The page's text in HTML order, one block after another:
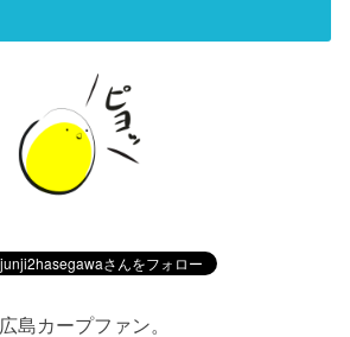
広島カープファン。